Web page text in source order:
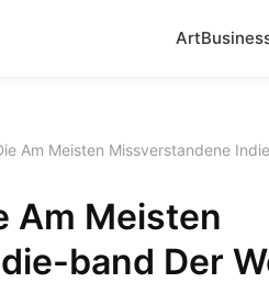
Art
Am Meisten Missverstandene
Am Meisten
band Der